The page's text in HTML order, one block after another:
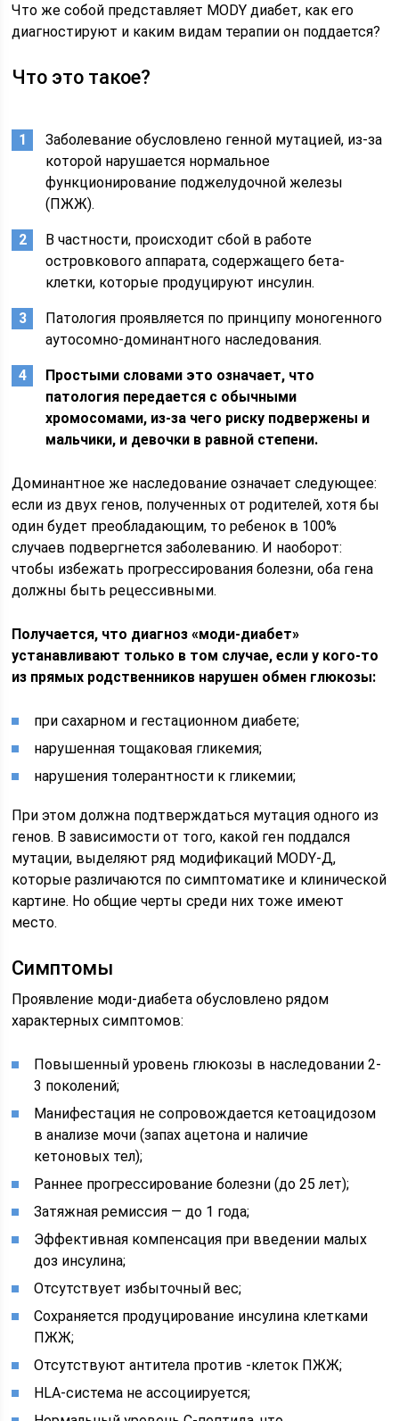
Что же собой представляет MODY диабет, как его
диагностируют и каким видам терапии он поддается?
Что это такое?
Заболевание обусловлено генной мутацией, из-за
которой нарушается нормальное
функционирование поджелудочной железы
(ПЖЖ).
В частности, происходит сбой в работе
островкового аппарата, содержащего бета-
клетки, которые продуцируют инсулин.
Патология проявляется по принципу моногенного
аутосомно-доминантного наследования.
Простыми словами это означает, что
патология передается с обычными
хромосомами, из-за чего риску подвержены и
мальчики, и девочки в равной степени.
Доминантное же наследование означает следующее:
если из двух генов, полученных от родителей, хотя бы
один будет преобладающим, то ребенок в 100%
случаев подвергнется заболеванию. И наоборот:
чтобы избежать прогрессирования болезни, оба гена
должны быть рецессивными.
Получается, что диагноз «моди-диабет»
устанавливают только в том случае, если у кого-то
из прямых родственников нарушен обмен глюкозы:
при сахарном и гестационном диабете;
нарушенная тощаковая гликемия;
нарушения толерантности к гликемии;
При этом должна подтверждаться мутация одного из
генов. В зависимости от того, какой ген поддался
мутации, выделяют ряд модификаций MODY-Д,
которые различаются по симптоматике и клинической
картине. Но общие черты среди них тоже имеют
место.
Симптомы
Проявление моди-диабета обусловлено рядом
характерных симптомов:
Повышенный уровень глюкозы в наследовании 2-
3 поколений;
Манифестация не сопровождается кетоацидозом
в анализе мочи (запах ацетона и наличие
кетоновых тел);
Раннее прогрессирование болезни (до 25 лет);
Затяжная ремиссия — до 1 года;
Эффективная компенсация при введении малых
доз инсулина;
Отсутствует избыточный вес;
Сохраняется продуцирование инсулина клетками
ПЖЖ;
Отсутствуют антитела против -клеток ПЖЖ;
HLA-система не ассоциируется;